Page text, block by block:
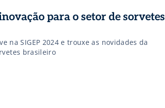
para o setor de sorvetes
na SIGEP 2024 e trouxe as novidades da
brasileiro